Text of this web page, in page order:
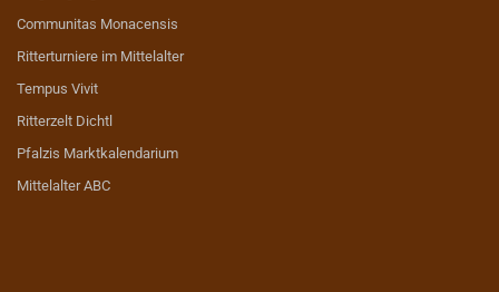
Communitas Monacensis
Ritterturniere im Mittelalter
Tempus Vivit
Ritterzelt Dichtl
Pfalzis Marktkalendarium
Mittelalter ABC